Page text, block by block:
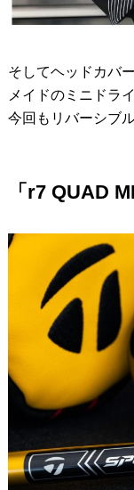
そしてヘッドカバ
メイドのミニドラ
今回もリバーシブ
「r7 QUAD